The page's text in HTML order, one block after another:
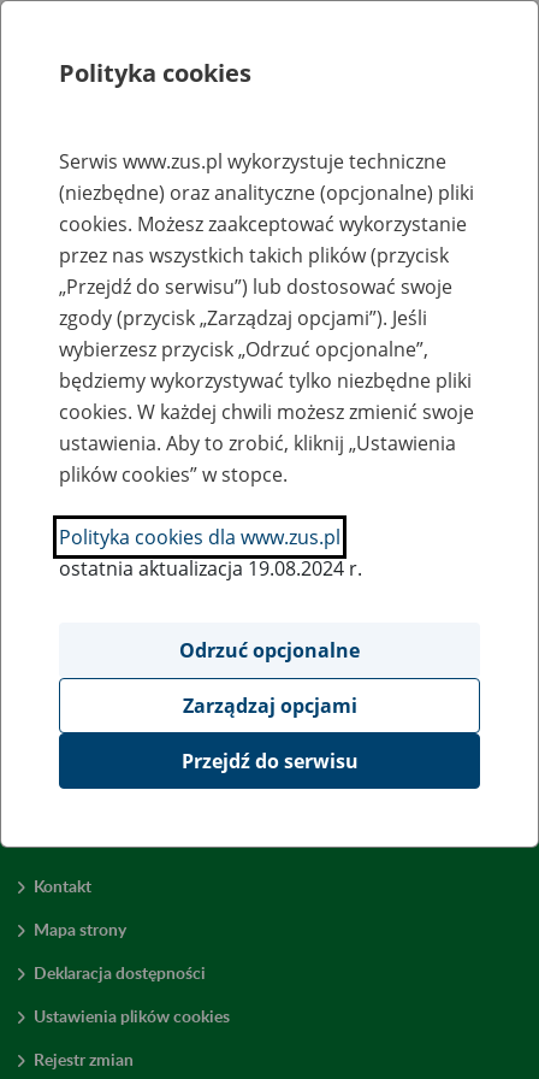
Rejestry, ewidencje i archiwa
Baza zlikwidowanych lub
przekształconych zakładów pracy
Nazwa zakładu pracy:
SZUKAJ
Wyświetl wszystkie
Kontakt
Mapa strony
Deklaracja dostępności
Ustawienia plików cookies
Rejestr zmian
Polityka cookies
Serwis www.zus.pl wykorzystuje techniczne
(niezbędne) oraz analityczne (opcjonalne) pliki
cookies. Możesz zaakceptować wykorzystanie
przez nas wszystkich takich plików (przycisk
„Przejdź do serwisu”) lub dostosować swoje
zgody (przycisk „Zarządzaj opcjami”). Jeśli
wybierzesz przycisk „Odrzuć opcjonalne”,
będziemy wykorzystywać tylko niezbędne pliki
cookies. W każdej chwili możesz zmienić swoje
ustawienia. Aby to zrobić, kliknij „Ustawienia
plików cookies” w stopce.
Polityka cookies dla www.zus.pl
ostatnia aktualizacja 19.08.2024 r.
Odrzuć opcjonalne
Zarządzaj opcjami
Przejdź do serwisu